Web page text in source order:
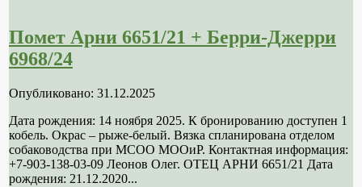
Помет Арни 6651/21 + Берри-Джерри
6968/24
Опубликовано: 31.12.2025
Дата рождения: 14 ноября 2025. К бронированию доступен 1
кобель. Окрас – рыже-белый. Вязка спланирована отделом
собаководства при МСОО МООиР. Контактная информация:
+7-903-138-03-09 Леонов Олег. ОТЕЦ АРНИ 6651/21 Дата
рождения: 21.12.2020...